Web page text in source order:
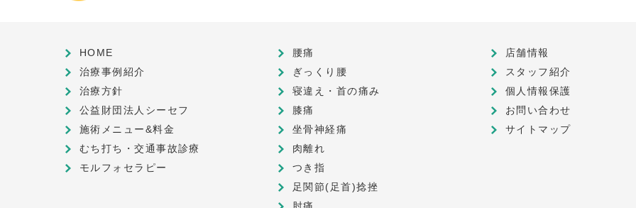
HOME
治療事例紹介
治療方針
公益財団法人シーセフ
施術メニュー&料金
むち打ち・交通事故診療
モルフォセラピー
腰痛
ぎっくり腰
寝違え・首の痛み
膝痛
坐骨神経痛
肉離れ
つき指
足関節(足首)捻挫
店舗情報
スタッフ紹介
個人情報保護
お問い合わせ
サイトマップ